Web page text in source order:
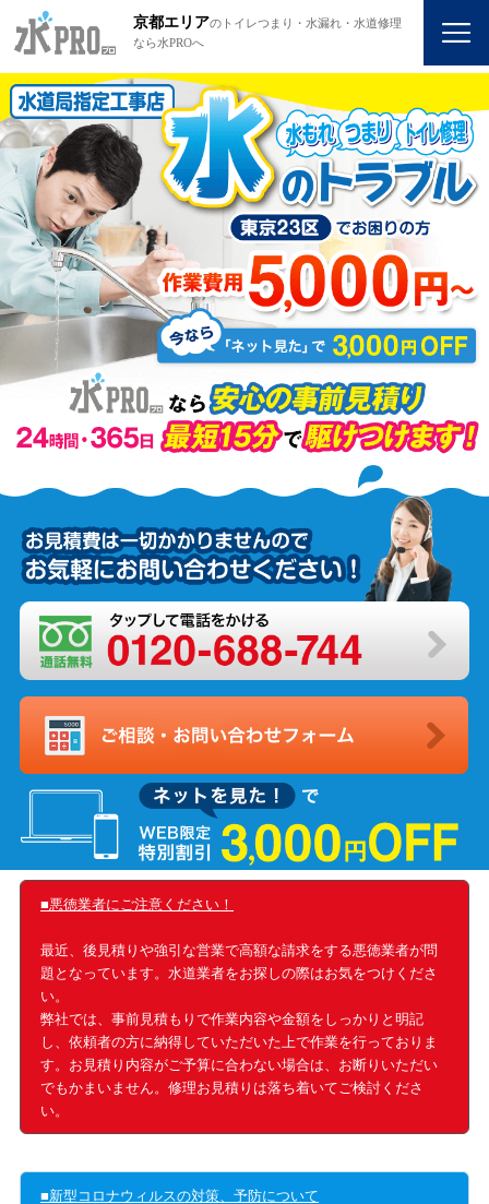
京都エリアのトイレつまり・水漏れ・水道修理
なら水PROへ
■悪徳業者にご注意ください！
最近、後見積りや強引な営業で高額な請求をする悪徳業者が問
題となっています。水道業者をお探しの際はお気をつけくださ
い。
弊社では、事前見積もりで作業内容や金額をしっかりと明記
し、依頼者の方に納得していただいた上で作業を行っておりま
す。お見積り内容がご予算に合わない場合は、お断りいただい
でもかまいません。修理お見積りは落ち着いてご検討くださ
い。
■新型コロナウィルスの対策、予防について